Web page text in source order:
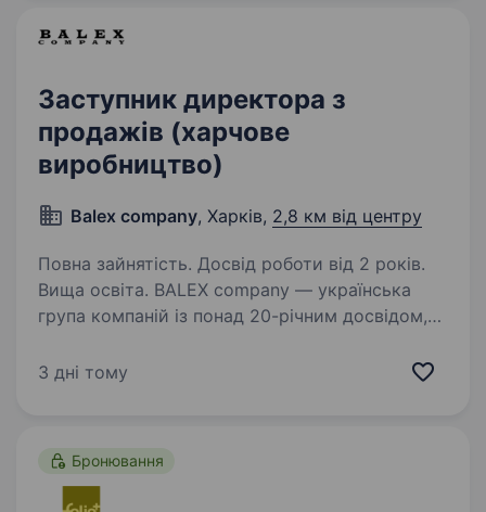
Заступник директора з
продажів (харчове
виробництво)
Balex company, Харків, 2,8 км від центру
Повна зайнятість. Досвід роботи від 2 років.
Вища освіта. BALEX company — українська
група компаній із понад 20-річним досвідом,
харчової індустрії та розвиває сучасне
3 дні тому
Бронювання